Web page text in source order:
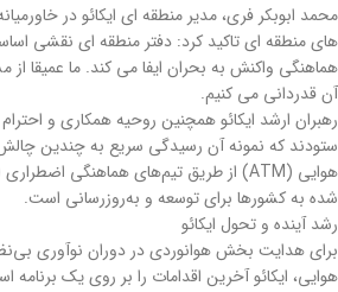
محمد ابوبکر فری، مدیر منطقه ای ایکائو در
های منطقه ای تاکید کرد: دفتر منطقه ای نقشی
هماهنگی واکنش به بحران ایفا می کند. ما عمیقا از
آن قدردانی می کنیم.
رهبران ارشد ایکائو همچنین روحیه همکاری و
ستودند که نمونه آن رسیدگی سریع به چندین
شده به کشورها برای توسعه و به‌روزرسانی است.
رشد آینده و تحول ایکائو
برای هدایت بخش هوانوردی در دوران نوآوری
هوایی، ایکائو آخرین اقدامات را بر روی یک برنامه